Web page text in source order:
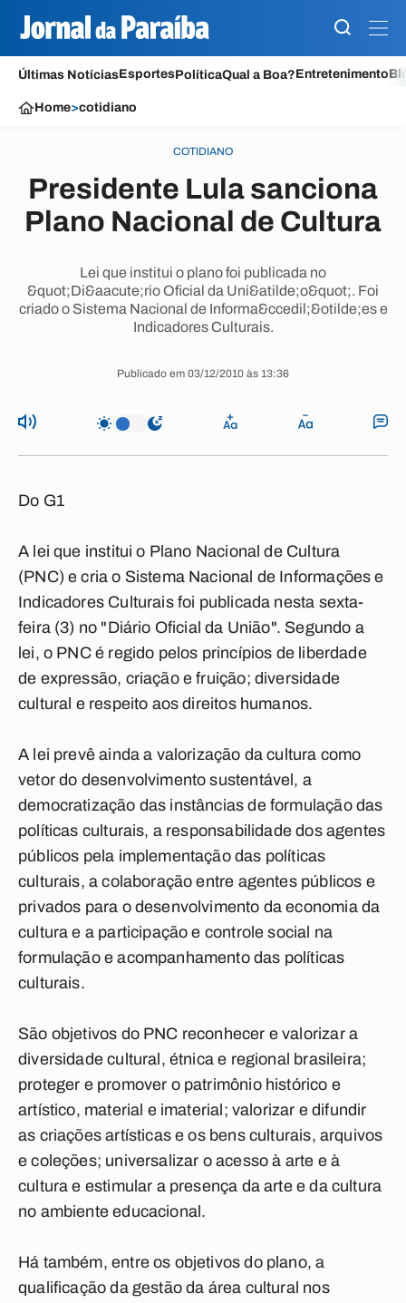
Últimas NotíciasEsportesPolíticaQual a Boa?Entretenimento
Home>cotidiano
COTIDIANO
Presidente Lula sanciona
Plano Nacional de Cultura
Lei que institui o plano foi publicada no
&quot;Di&aacute;rio Oficial da Uni&atilde;o&quot;. Foi
criado o Sistema Nacional de Informa&ccedil;&otilde;es e
Indicadores Culturais.
Publicado em 03/12/2010 às 13:36
Do G1
A lei que institui o Plano Nacional de Cultura
(PNC) e cria o Sistema Nacional de Informações e
Indicadores Culturais foi publicada nesta sexta-
feira (3) no "Diário Oficial da União". Segundo a
lei, o PNC é regido pelos princípios de liberdade
de expressão, criação e fruição; diversidade
cultural e respeito aos direitos humanos.
A lei prevê ainda a valorização da cultura como
vetor do desenvolvimento sustentável, a
democratização das instâncias de formulação das
políticas culturais, a responsabilidade dos agentes
públicos pela implementação das políticas
culturais, a colaboração entre agentes públicos e
privados para o desenvolvimento da economia da
cultura e a participação e controle social na
formulação e acompanhamento das políticas
culturais.
São objetivos do PNC reconhecer e valorizar a
diversidade cultural, étnica e regional brasileira;
proteger e promover o patrimônio histórico e
artístico, material e imaterial; valorizar e difundir
as criações artísticas e os bens culturais, arquivos
e coleções; universalizar o acesso à arte e à
cultura e estimular a presença da arte e da cultura
no ambiente educacional.
Há também, entre os objetivos do plano, a
qualificação da gestão da área cultural nos